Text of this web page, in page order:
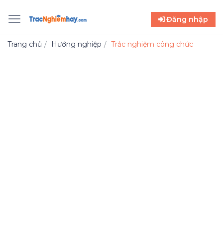
Đăng nhập
Trang chủ Hướng nghiệp Trắc nghiệm công chức